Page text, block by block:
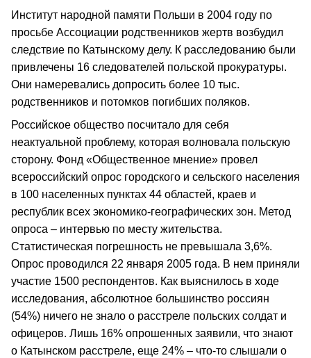
Институт народной памяти Польши в 2004 году по
просьбе Ассоциации родственников жертв возбудил
следствие по Катынскому делу. К расследованию были
привлечены 16 следователей польской прокуратуры.
Они намеревались допросить более 10 тыс.
родственников и потомков погибших поляков.
Российское общество посчитало для себя
неактуальной проблему, которая волновала польскую
сторону. Фонд «Общественное мнение» провел
всероссийский опрос городского и сельского населения
в 100 населенных пунктах 44 областей, краев и
республик всех экономико-географических зон. Метод
опроса – интервью по месту жительства.
Статистическая погрешность не превышала 3,6%.
Опрос проводился 22 января 2005 года. В нем приняли
участие 1500 респондентов. Как выяснилось в ходе
исследования, абсолютное большинство россиян
(54%) ничего не знало о расстреле польских солдат и
офицеров. Лишь 16% опрошенных заявили, что знают
о Катынском расстреле, еще 24% – что-то слышали о